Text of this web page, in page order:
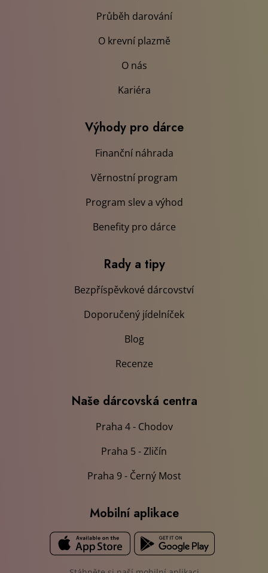
Průběh darování
O krevní plazmě
O nás
Kariéra
Výhody pro dárce
Finanční náhrada
Věrnostní program
Program slev a výhod
Benefity pro dárce
Rady a tipy
Bezpříspěvkové dárcovství
Doporučený jídelníček
Blog
Recenze
Naše dárcovská centra
Praha 4 - Chodov
Praha 5 - Zličín
Praha 9 - Černý Most
Mobilní aplikace